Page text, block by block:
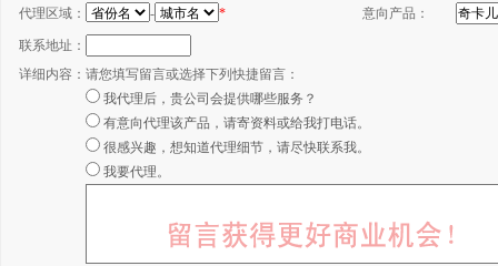
代理区域： - * 意向产品：
联系地址：
详细内容： 请您填写留言或选择下列快捷留言：
我代理后，贵公司会提供哪些服务？
有意向代理该产品，请寄资料或给我打电话。
很感兴趣，想知道代理细节，请尽快联系我。
我要代理。